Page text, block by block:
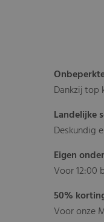
Dankzij
Landelijke
Deskundig
Eigen
Voor 12:00
50%
Voor onze